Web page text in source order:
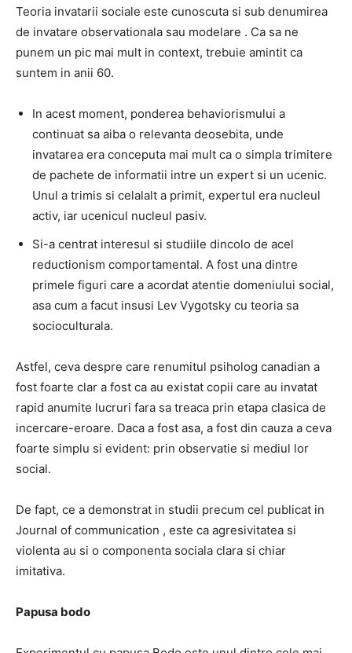
Teoria invatarii sociale este cunoscuta si sub denumirea
de invatare observationala sau modelare . Ca sa ne
punem un pic mai mult in context, trebuie amintit ca
suntem in anii 60.
In acest moment, ponderea behaviorismului a
continuat sa aiba o relevanta deosebita, unde
invatarea era conceputa mai mult ca o simpla trimitere
de pachete de informatii intre un expert si un ucenic.
Unul a trimis si celalalt a primit, expertul era nucleul
activ, iar ucenicul nucleul pasiv.
Si-a centrat interesul si studiile dincolo de acel
reductionism comportamental. A fost una dintre
primele figuri care a acordat atentie domeniului social,
asa cum a facut insusi Lev Vygotsky cu teoria sa
socioculturala.
Astfel, ceva despre care renumitul psiholog canadian a
fost foarte clar a fost ca au existat copii care au invatat
rapid anumite lucruri fara sa treaca prin etapa clasica de
incercare-eroare. Daca a fost asa, a fost din cauza a ceva
foarte simplu si evident: prin observatie si mediul lor
social.
De fapt, ce a demonstrat in studii precum cel publicat in
Journal of communication , este ca agresivitatea si
violenta au si o componenta sociala clara si chiar
imitativa.
Papusa bodo